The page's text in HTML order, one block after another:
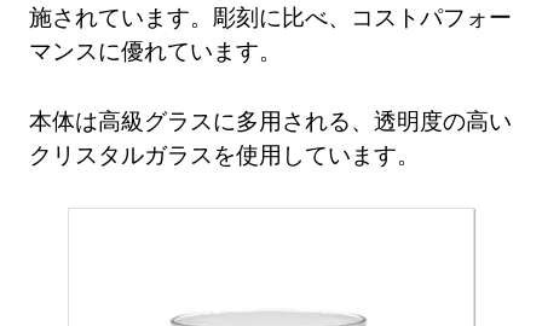
施されています。彫刻に比べ、コストパフォー
マンスに優れています。
本体は高級グラスに多用される、透明度の高い
クリスタルガラスを使用しています。